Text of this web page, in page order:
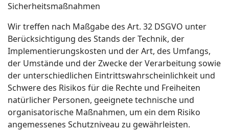
Sicherheitsmaßnahmen
Wir treffen nach Maßgabe des Art. 32 DSGVO unter
Berücksichtigung des Stands der Technik, der
Implementierungskosten und der Art, des Umfangs,
der Umstände und der Zwecke der Verarbeitung sowie
der unterschiedlichen Eintrittswahrscheinlichkeit und
Schwere des Risikos für die Rechte und Freiheiten
natürlicher Personen, geeignete technische und
organisatorische Maßnahmen, um ein dem Risiko
angemessenes Schutzniveau zu gewährleisten.